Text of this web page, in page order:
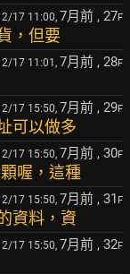
17 11:00, 7月前 , 27F
，但要
17 11:01, 7月前 , 28F
17 15:50, 7月前 , 29F
可以做多
17 15:50, 7月前 , 30F
喔，這種
17 15:50, 7月前 , 31 F
資料，資
17 15:50, 7月前 , 32F